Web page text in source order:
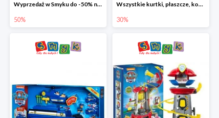
Wyprzedaż w Smyku do -50% na ubrania i buty
50%
Wszystkie kurtki, płaszcze, kombinezony i spodnie narciarskie -30%
30%